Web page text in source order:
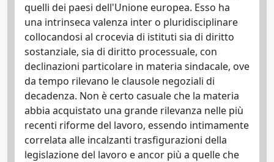
quelli dei paesi dell'Unione europea. Esso ha
una intrinseca valenza inter o pluridisciplinare
collocandosi al crocevia di istituti sia di diritto
sostanziale, sia di diritto processuale, con
declinazioni particolare in materia sindacale, ove
da tempo rilevano le clausole negoziali di
decadenza. Non è certo casuale che la materia
abbia acquistato una grande rilevanza nelle più
recenti riforme del lavoro, essendo intimamente
correlata alle incalzanti trasfigurazioni della
legislazione del lavoro e ancor più a quelle che